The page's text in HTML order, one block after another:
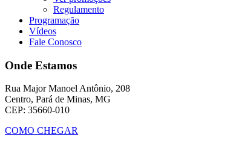
Regulamento
Programação
Vídeos
Fale Conosco
Onde Estamos
Rua Major Manoel Antônio, 208
Centro, Pará de Minas, MG
CEP: 35660-010
COMO CHEGAR